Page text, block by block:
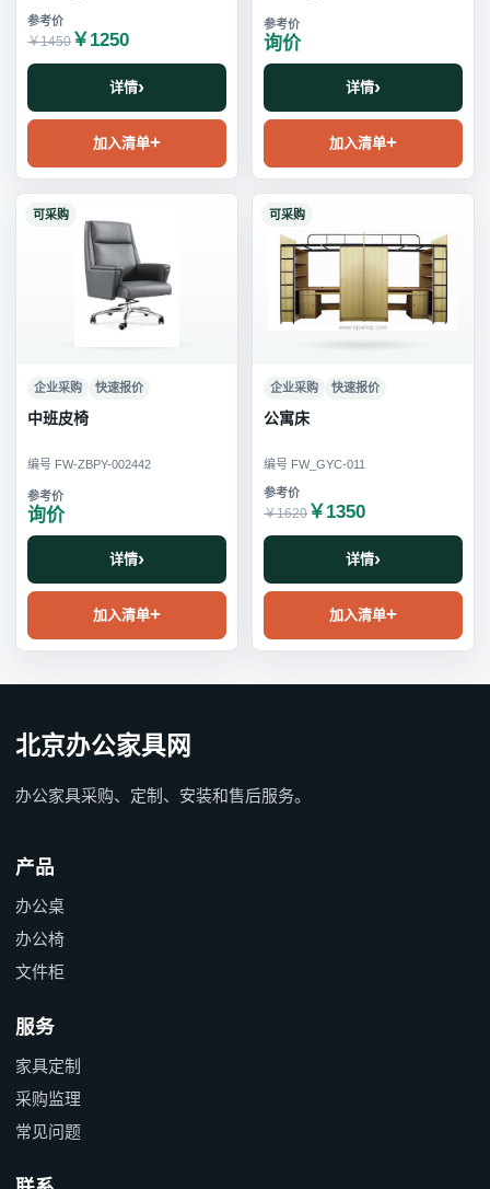
￥1450 ￥1250
详情
加入清单
询价
详情
加入清单
可采购
企业采购 快速报价
中班皮椅
编号 FW-ZBPY-002442
询价
详情
加入清单
可采购
企业采购 快速报价
公寓床
编号 FW_GYC-011
￥1620 ￥1350
详情
加入清单
北京办公家具网
办公家具采购、定制、安装和售后服务。
产品
办公桌
办公椅
文件柜
服务
家具定制
采购监理
常见问题